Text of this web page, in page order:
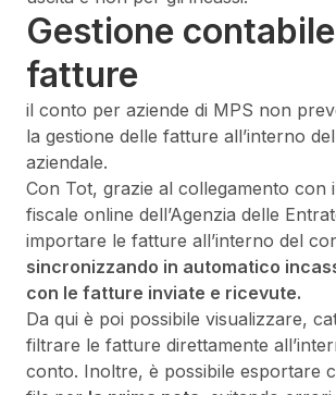
Gestione
fatture
il conto per aziende di MPS non
la gestione delle fatture all’interno
aziendale.
Con Tot, grazie al collegamento con
fiscale online dell’Agenzia delle
importare le fatture all’interno del
sincronizzando in automatico
con le fatture inviate e ricevute.
Da qui è poi possibile visualizzare,
filtrare le fatture direttamente
conto. Inoltre, è possibile esportare